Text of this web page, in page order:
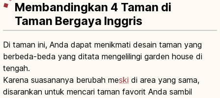
Membandingkan 4 Taman di
Taman Bergaya Inggris
Di taman ini, Anda dapat menikmati desain taman yang
berbeda-beda yang ditata mengelilingi garden house di
tengah.
Karena suasananya berubah meski di area yang sama,
disarankan untuk mencari taman favorit Anda sambil